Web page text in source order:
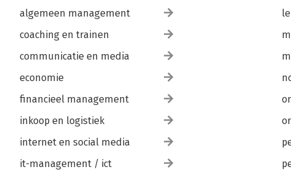
algemeen management
coaching en trainen
communicatie en media
economie
financieel management
inkoop en logistiek
internet en social media
it-management / ict